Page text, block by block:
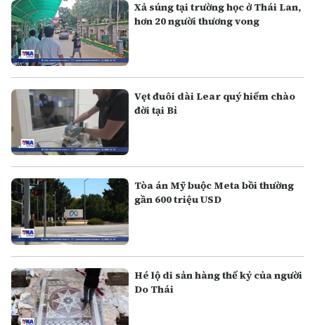
Xả súng tại trường học ở Thái Lan,
hơn 20 người thương vong
Vẹt đuôi dài Lear quý hiếm chào
đời tại Bỉ
Tòa án Mỹ buộc Meta bồi thường
gần 600 triệu USD
Hé lộ di sản hàng thế kỷ của người
Do Thái